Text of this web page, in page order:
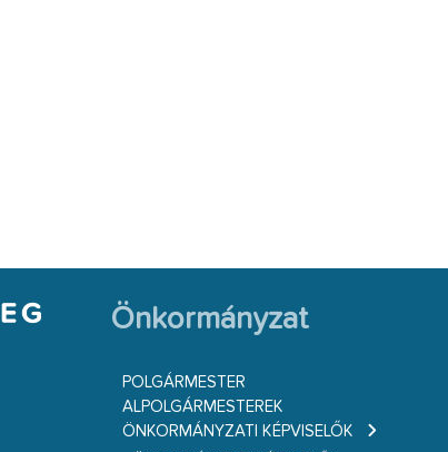
Önkormányzat
POLGÁRMESTER
ALPOLGÁRMESTEREK
ÖNKORMÁNYZATI KÉPVISELŐK